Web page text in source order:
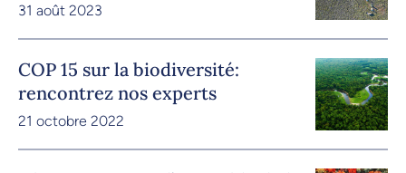
31 août 2023
COP 15 sur la biodiversité:
rencontrez nos experts
21 octobre 2022